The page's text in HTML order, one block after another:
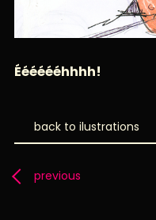
Ééééééhhhh!
back to ilustrations
previous